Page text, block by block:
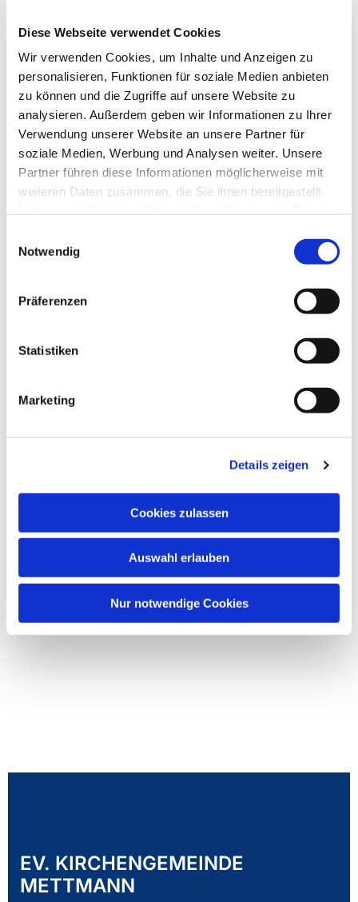
Diese Webseite verwendet Cookies
Wir verwenden Cookies, um Inhalte und Anzeigen zu
personalisieren, Funktionen für soziale Medien anbieten
zu können und die Zugriffe auf unsere Website zu
analysieren. Außerdem geben wir Informationen zu Ihrer
Verwendung unserer Website an unsere Partner für
soziale Medien, Werbung und Analysen weiter. Unsere
Partner führen diese Informationen möglicherweise mit
weiteren Daten zusammen, die Sie ihnen bereitgestellt
Notwendig
Präferenzen
Statistiken
Marketing
Details zeigen
Cookies zulassen
Auswahl erlauben
Nur notwendige Cookies
Dies könnte Sie auch
EV. KIRCHENGEMEINDE
METTMANN